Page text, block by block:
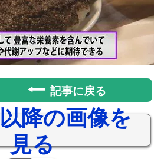
記事に戻る
降の画像を
見る